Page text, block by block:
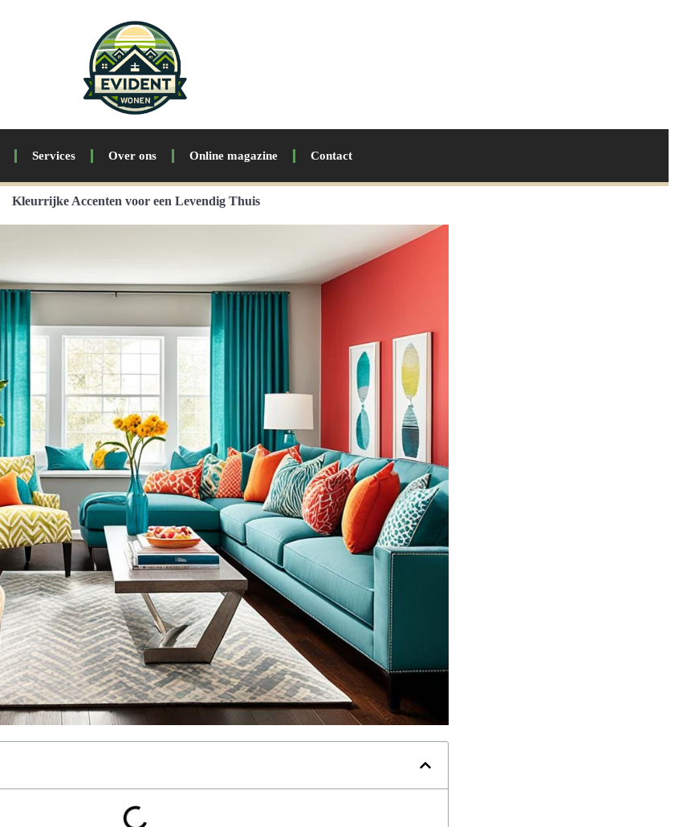
Services Over ons Online magazine Contact
Kleurrijke Accenten voor een Levendig Thuis